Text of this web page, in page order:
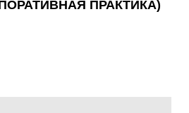
ПРАКТИКА)